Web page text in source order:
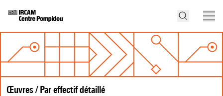
Œuvres / Par effectif détaillé